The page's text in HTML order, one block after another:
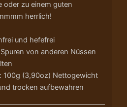
oder zu einem guten
herrlich!
und hefefrei
von anderen Nüssen
100g (3,90oz) Nettogewicht
trocken aufbewahren